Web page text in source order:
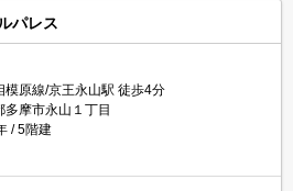
パレス
模原線/京王永山駅 徒歩4分
多摩市永山１丁目
5階建